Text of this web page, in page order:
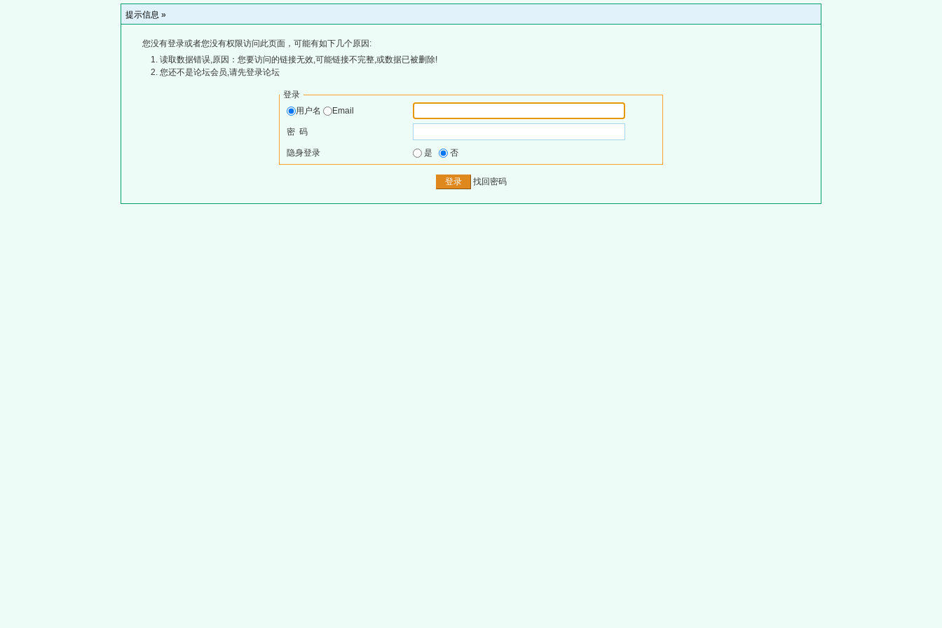
提示信息 »
您没有登录或者您没有权限访问此页面，可能有如下几个原因:
读取数据错误,原因：您要访问的链接无效,可能链接不完整,或数据已被删除!
您还不是论坛会员,请先登录论坛
登录
用户名
Email
密 码
隐身登录 是 否
找回密码